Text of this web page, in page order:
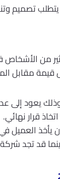
تصميم
من الأشخاص
قيمة مقابل
وذلك يعود
قرار نهائي.
يأخذ
قد تجد